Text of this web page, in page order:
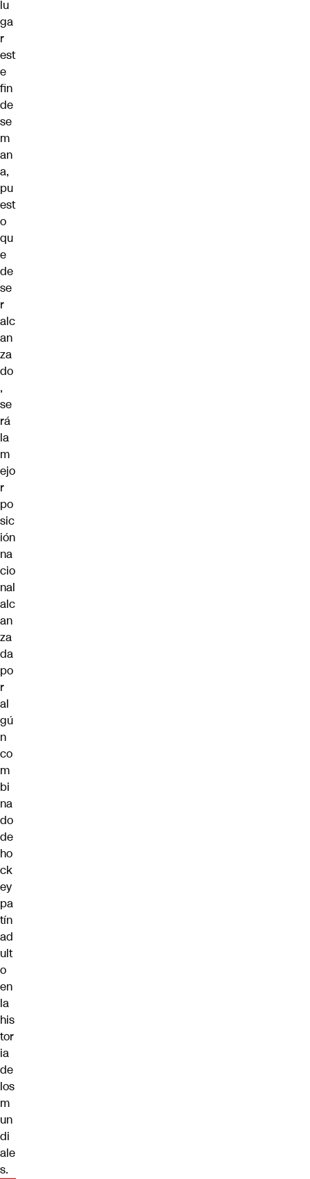
lu
ga
r
est
e
fin
de
se
m
an
a,
pu
est
o
qu
e
de
se
r
alc
an
za
do
,
se
rá
la
m
ejo
r
po
sic
ión
na
cio
nal
alc
an
za
da
po
r
al
gú
n
co
m
bi
na
do
de
ho
ck
ey
pa
tín
ad
ult
o
en
la
his
tor
ia
de
los
m
un
di
ale
s.